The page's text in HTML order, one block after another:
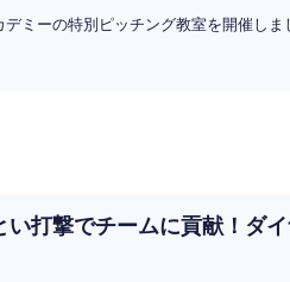
ミーの特別ピッチング教室を開催しま
打撃でチームに貢献！ダ